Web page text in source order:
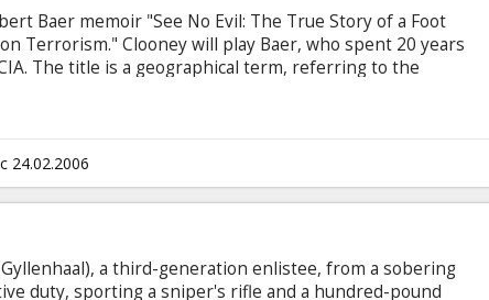
Baer memoir "See No Evil: The True Story of a Foot
Terrorism." Clooney will play Baer, who spent 20 years
The title is a geographical term, referring to the
Christopher Plummer, Alexander Siddig, Mazhar
Gaghan English language with latvian and russian
24.02.2006
a third-generation enlistee, from a sobering
duty, sporting a sniper's rifle and a hundred-pound